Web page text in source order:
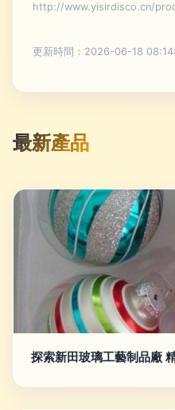
http://www.yisirdisco.cn/
更新時間：2026-06-18
最新產品
探索新田玻璃工藝制品廠